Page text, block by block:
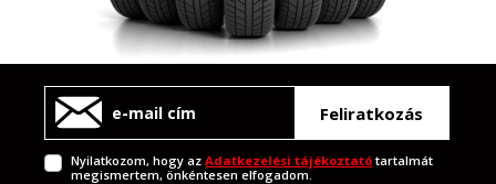
Feliratkozás
Nyilatkozom, hogy azAdatkezelési tájékoztató tartalmát
megismertem, önkéntesen elfogadom.